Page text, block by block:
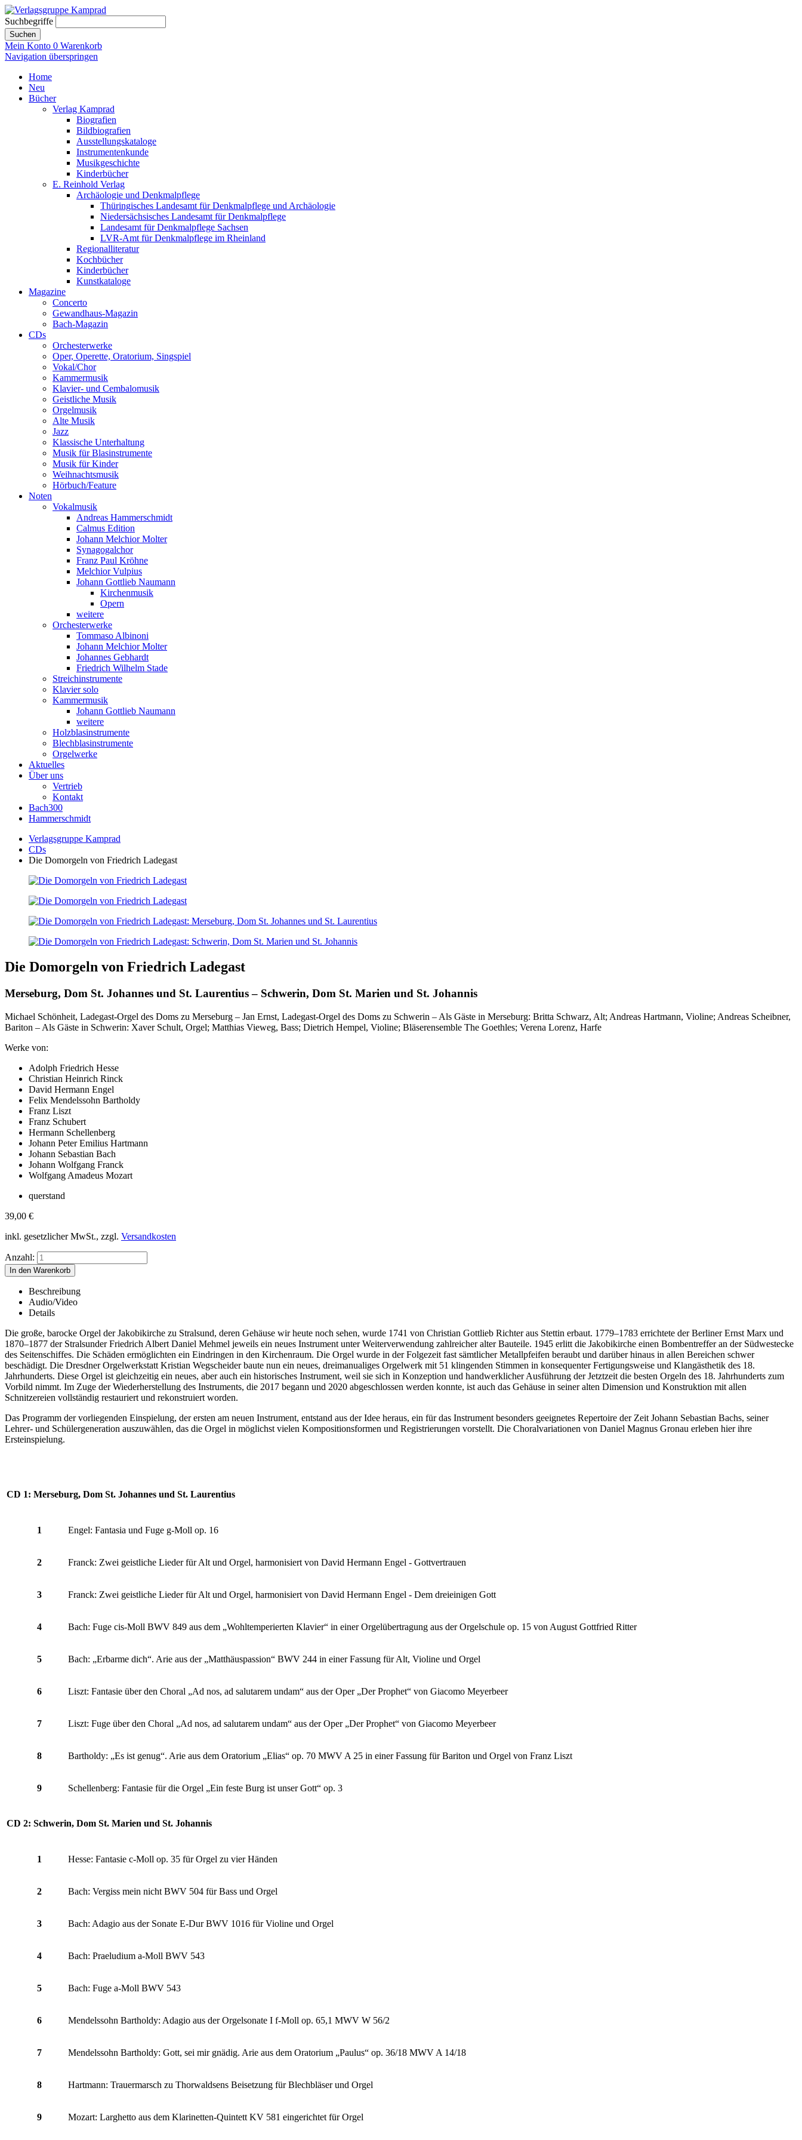
Suchbegriffe
Suchen
Mein Konto 0 Warenkorb
Navigation überspringen
Home
Neu
Bücher
Verlag Kamprad
Biografien
Bildbiografien
Ausstellungskataloge
Instrumentenkunde
Musikgeschichte
Kinderbücher
E. Reinhold Verlag
Archäologie und Denkmalpflege
Thüringisches Landesamt für Denkmalpflege und Archäologie
Niedersächsisches Landesamt für Denkmalpflege
Landesamt für Denkmalpflege Sachsen
LVR-Amt für Denkmalpflege im Rheinland
Regionalliteratur
Kochbücher
Kinderbücher
Kunstkataloge
Magazine
Concerto
Gewandhaus-Magazin
Bach-Magazin
CDs
Orchesterwerke
Oper, Operette, Oratorium, Singspiel
Vokal/Chor
Kammermusik
Klavier- und Cembalomusik
Geistliche Musik
Orgelmusik
Alte Musik
Jazz
Klassische Unterhaltung
Musik für Blasinstrumente
Musik für Kinder
Weihnachtsmusik
Hörbuch/Feature
Noten
Vokalmusik
Andreas Hammerschmidt
Calmus Edition
Johann Melchior Molter
Synagogalchor
Franz Paul Kröhne
Melchior Vulpius
Johann Gottlieb Naumann
Kirchenmusik
Opern
weitere
Orchesterwerke
Tommaso Albinoni
Johann Melchior Molter
Johannes Gebhardt
Friedrich Wilhelm Stade
Streichinstrumente
Klavier solo
Kammermusik
Johann Gottlieb Naumann
weitere
Holzblasinstrumente
Blechblasinstrumente
Orgelwerke
Aktuelles
Über uns
Vertrieb
Kontakt
Bach300
Hammerschmidt
Verlagsgruppe Kamprad
CDs
Die Domorgeln von Friedrich Ladegast
Die Domorgeln von Friedrich Ladegast
Merseburg, Dom St. Johannes und St. Laurentius – Schwerin, Dom St. Marien und St. Johannis
Michael Schönheit, Ladegast-Orgel des Doms zu Merseburg – Jan Ernst, Ladegast-Orgel des Doms zu Schwerin – Als Gäste in Merseburg: Britta Schwarz, Alt; Andreas Hartmann, Violine; Andreas Scheibner,
Bariton – Als Gäste in Schwerin: Xaver Schult, Orgel; Matthias Vieweg, Bass; Dietrich Hempel, Violine; Bläserensemble The Goethles; Verena Lorenz, Harfe
Werke von:
Adolph Friedrich Hesse
Christian Heinrich Rinck
David Hermann Engel
Felix Mendelssohn Bartholdy
Franz Liszt
Franz Schubert
Hermann Schellenberg
Johann Peter Emilius Hartmann
Johann Sebastian Bach
Johann Wolfgang Franck
Wolfgang Amadeus Mozart
querstand
39,00 €
inkl. gesetzlicher MwSt., zzgl. Versandkosten
Anzahl:
Beschreibung
Audio/Video
Details
Die große, barocke Orgel der Jakobikirche zu Stralsund, deren Gehäuse wir heute noch sehen, wurde 1741 von Christian Gottlieb Richter aus Stettin erbaut. 1779–1783 errichtete der Berliner Ernst Marx und
1870–1877 der Stralsunder Friedrich Albert Daniel Mehmel jeweils ein neues Instrument unter Weiterverwendung zahlreicher alter Bauteile. 1945 erlitt die Jakobikirche einen Bombentreffer an der Südwestecke
des Seitenschiffes. Die Schäden ermöglichten ein Eindringen in den Kirchenraum. Die Orgel wurde in der Folgezeit fast sämtlicher Metallpfeifen beraubt und darüber hinaus in allen Bereichen schwer
beschädigt. Die Dresdner Orgelwerkstatt Kristian Wegscheider baute nun ein neues, dreimanualiges Orgelwerk mit 51 klingenden Stimmen in konsequenter Fertigungsweise und Klangästhetik des 18.
Jahrhunderts. Diese Orgel ist gleichzeitig ein neues, aber auch ein historisches Instrument, weil sie sich in Konzeption und handwerklicher Ausführung der Jetztzeit die besten Orgeln des 18. Jahrhunderts zum
Vorbild nimmt. Im Zuge der Wiederherstellung des Instruments, die 2017 begann und 2020 abgeschlossen werden konnte, ist auch das Gehäuse in seiner alten Dimension und Konstruktion mit allen
Schnitzereien vollständig restauriert und rekonstruiert worden.
Das Programm der vorliegenden Einspielung, der ersten am neuen Instrument, entstand aus der Idee heraus, ein für das Instrument besonders geeignetes Repertoire der Zeit Johann Sebastian Bachs, seiner
Lehrer- und Schülergeneration auszuwählen, das die Orgel in möglichst vielen Kompositionsformen und Registrierungen vorstellt. Die Choralvariationen von Daniel Magnus Gronau erleben hier ihre
Ersteinspielung.
CD 1: Merseburg, Dom St. Johannes und St. Laurentius
1 Engel: Fantasia und Fuge g-Moll op. 16
2 Franck: Zwei geistliche Lieder für Alt und Orgel, harmonisiert von David Hermann Engel - Gottvertrauen
3 Franck: Zwei geistliche Lieder für Alt und Orgel, harmonisiert von David Hermann Engel - Dem dreieinigen Gott
4 Bach: Fuge cis-Moll BWV 849 aus dem „Wohltemperierten Klavier“ in einer Orgelübertragung aus der Orgelschule op. 15 von August Gottfried Ritter
5 Bach: „Erbarme dich“. Arie aus der „Matthäuspassion“ BWV 244 in einer Fassung für Alt, Violine und Orgel
6 Liszt: Fantasie über den Choral „Ad nos, ad salutarem undam“ aus der Oper „Der Prophet“ von Giacomo Meyerbeer
7 Liszt: Fuge über den Choral „Ad nos, ad salutarem undam“ aus der Oper „Der Prophet“ von Giacomo Meyerbeer
8 Bartholdy: „Es ist genug“. Arie aus dem Oratorium „Elias“ op. 70 MWV A 25 in einer Fassung für Bariton und Orgel von Franz Liszt
9 Schellenberg: Fantasie für die Orgel „Ein feste Burg ist unser Gott“ op. 3
CD 2: Schwerin, Dom St. Marien und St. Johannis
1 Hesse: Fantasie c-Moll op. 35 für Orgel zu vier Händen
2 Bach: Vergiss mein nicht BWV 504 für Bass und Orgel
3 Bach: Adagio aus der Sonate E-Dur BWV 1016 für Violine und Orgel
4 Bach: Praeludium a-Moll BWV 543
5 Bach: Fuge a-Moll BWV 543
6 Mendelssohn Bartholdy: Adagio aus der Orgelsonate I f-Moll op. 65,1 MWV W 56/2
7 Mendelssohn Bartholdy: Gott, sei mir gnädig. Arie aus dem Oratorium „Paulus“ op. 36/18 MWV A 14/18
8 Hartmann: Trauermarsch zu Thorwaldsens Beisetzung für Blechbläser und Orgel
9 Mozart: Larghetto aus dem Klarinetten-Quintett KV 581 eingerichtet für Orgel